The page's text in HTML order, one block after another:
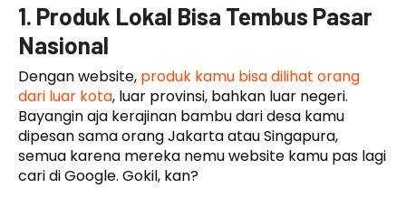
1. Produk Lokal Bisa Tembus Pasar
Nasional
Dengan website, produk kamu bisa dilihat orang
dari luar kota, luar provinsi, bahkan luar negeri.
Bayangin aja kerajinan bambu dari desa kamu
dipesan sama orang Jakarta atau Singapura,
semua karena mereka nemu website kamu pas lagi
cari di Google. Gokil, kan?